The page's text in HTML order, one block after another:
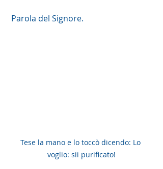
Parola del Signore.
Tese la mano e lo toccò dicendo: Lo
voglio: sii purificato!